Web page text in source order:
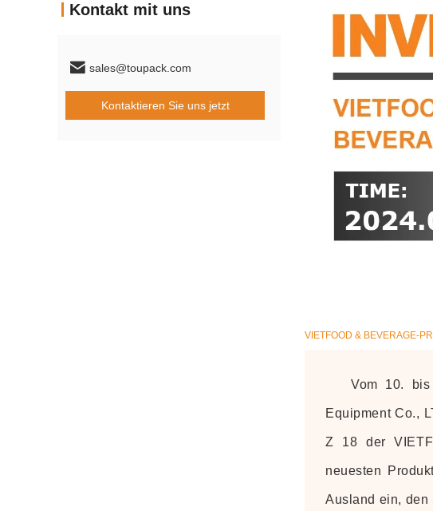
Kontakt mit uns
sales@toupack.com
Kontaktieren Sie uns jetzt
VIETFOOD & BEVERAGE-
Vom 10.
Equipment Co.,
Z 18 der
neuesten
Ausland ein, den